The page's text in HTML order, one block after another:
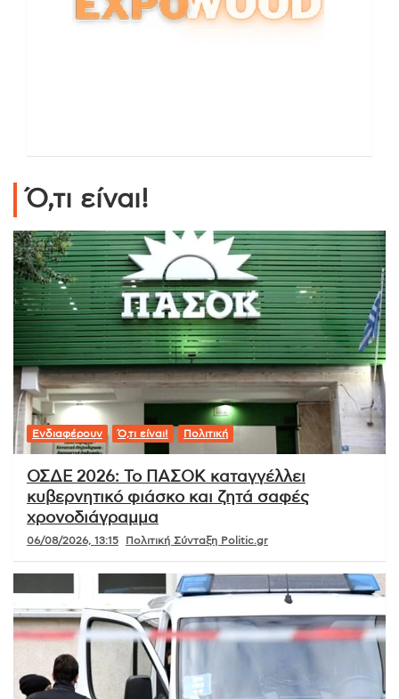
Ό,τι είναι!
Ενδιαφέρουν Ό,τι είναι! Πολιτική
ΟΣΔΕ 2026: Το ΠΑΣΟΚ καταγγέλλει
κυβερνητικό φιάσκο και ζητά σαφές
χρονοδιάγραμμα
06/08/2026, 13:15 Πολιτική Σύνταξη Politic.gr